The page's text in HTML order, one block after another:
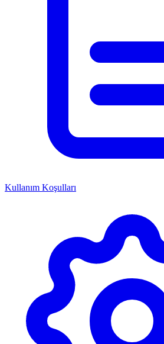
Kullanım Koşulları